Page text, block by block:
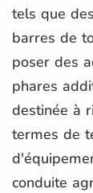
tels que
barres de
poser des
phares
destinée à
termes de
conduite